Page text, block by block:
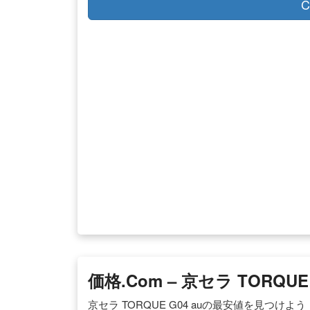
価格.com – 京セラ
京セラ TORQUE G04 auの最安値を見つけよ